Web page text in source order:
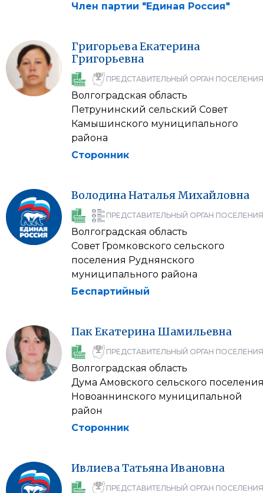
Член партии "Единая Россия"
ГригорьеваЕкатерина
Григорьевна
ПРЕДСТАВИТЕЛЬНЫЙ ОРГАН ПОСЕЛЕНИЯ
Волгоградская область
Петрунинский сельский Совет
Камышинского муниципального
района
Сторонник
ВолодинаНатальяМихайловна
ПРЕДСТАВИТЕЛЬНЫЙ ОРГАН ПОСЕЛЕНИЯ
Волгоградская область
Совет Громковского сельского
поселения Руднянского
муниципального района
Беспартийный
ПакЕкатерина Шамильевна
ПРЕДСТАВИТЕЛЬНЫЙ ОРГАН ПОСЕЛЕНИЯ
Волгоградская область
Дума Амовского сельского поселения
Новоаннинского муниципальной
район
Сторонник
ИвлиеваТатьянаИвановна
ПРЕДСТАВИТЕЛЬНЫЙ ОРГАН ПОСЕЛЕНИЯ